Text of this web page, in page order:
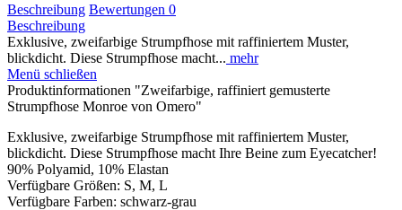
Beschreibung Bewertungen 0
Beschreibung
Exklusive, zweifarbige Strumpfhose mit raffiniertem Muster,
blickdicht. Diese Strumpfhose macht... mehr
Menü schließen
Produktinformationen "Zweifarbige, raffiniert gemusterte
Strumpfhose Monroe von Omero"
Exklusive, zweifarbige Strumpfhose mit raffiniertem Muster,
blickdicht. Diese Strumpfhose macht Ihre Beine zum Eyecatcher!
90% Polyamid, 10% Elastan
Verfügbare Größen: S, M, L
Verfügbare Farben: schwarz-grau